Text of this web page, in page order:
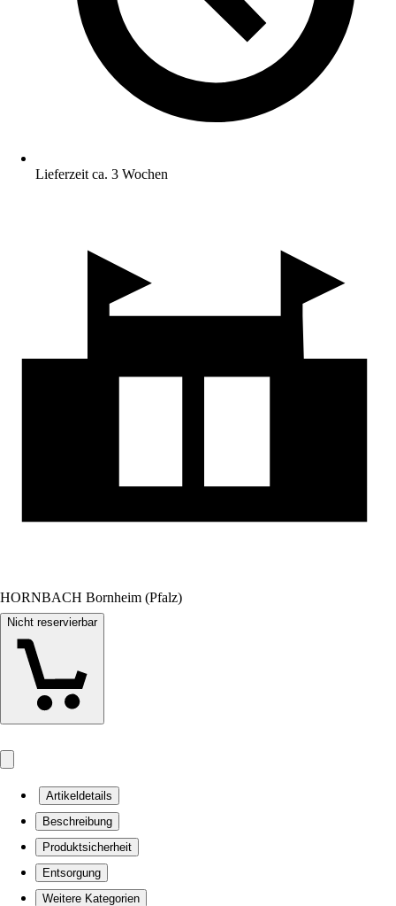
Lieferzeit ca. 3 Wochen
HORNBACH Bornheim (Pfalz)
Nicht reservierbar
Artikeldetails
Beschreibung
Produktsicherheit
Entsorgung
Weitere Kategorien